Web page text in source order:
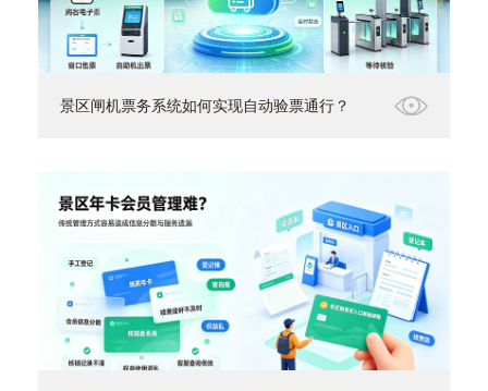
景区闸机票务系统如何实现自动验票通行？